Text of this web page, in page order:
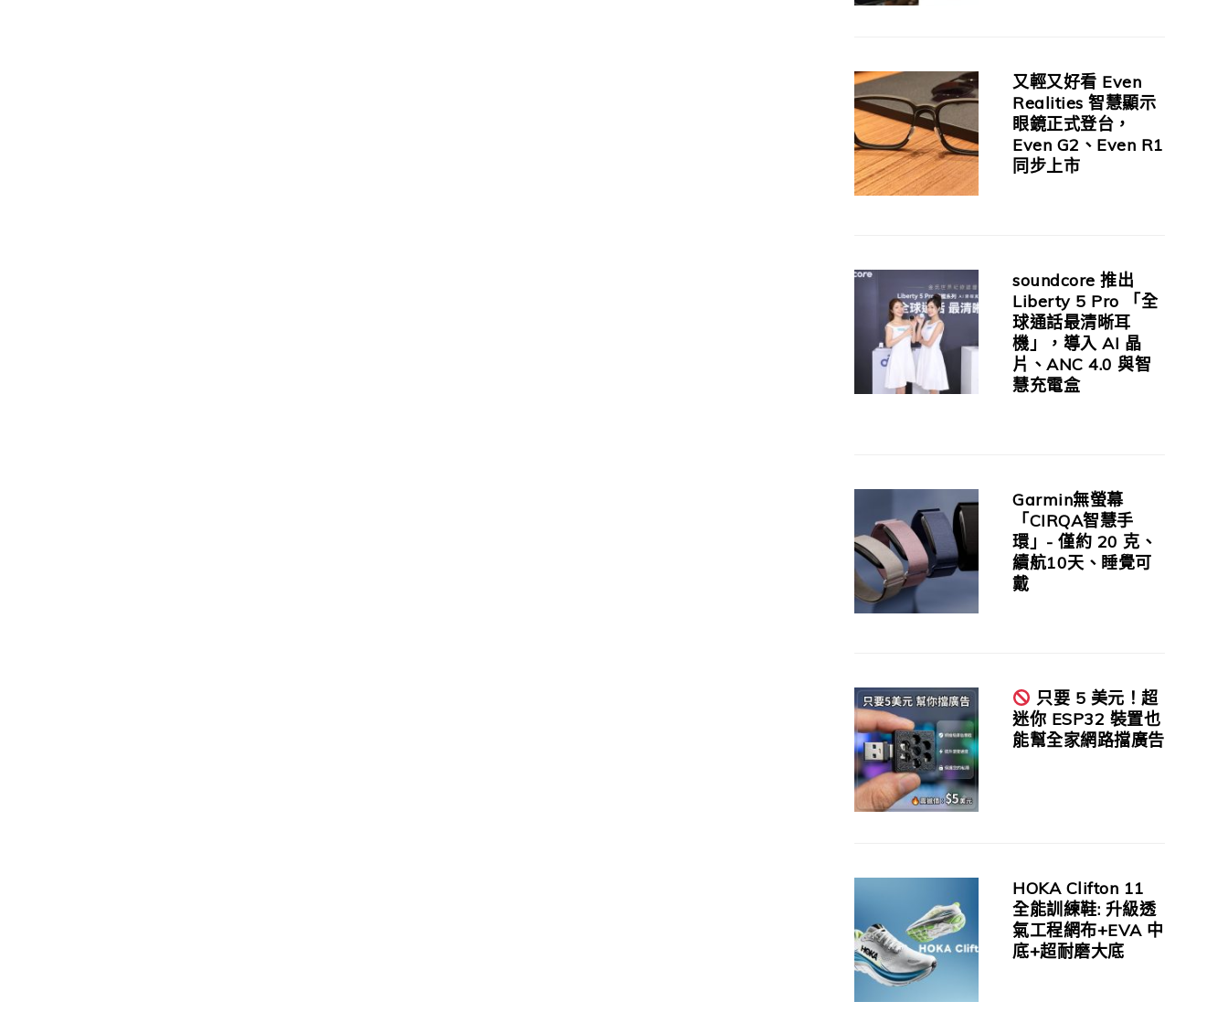
又輕又好看 Even
Realities 智慧顯示
眼鏡正式登台，
Even G2、Even R1
同步上市
soundcore 推出
Liberty 5 Pro 「全
球通話最清晰耳
機」，導入 AI 晶
片、ANC 4.0 與智
慧充電盒
Garmin無螢幕
「CIRQA智慧手
環」- 僅約 20 克、
續航10天、睡覺可
戴
只要 5 美元！超
迷你 ESP32 裝置也
能幫全家網路擋廣告
HOKA Clifton 11
全能訓練鞋: 升級透
氣工程網布+EVA 中
底+超耐磨大底